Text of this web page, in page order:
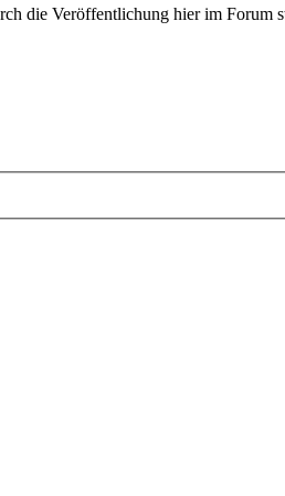
die Veröffentlichung hier im Forum